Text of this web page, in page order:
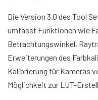
Die Version 3.0 des Tool
umfasst Funktionen wie
Betrachtungswinkel,
Erweiterungen des
Kalibrierung für Kameras
Möglichkeit zur LUT-